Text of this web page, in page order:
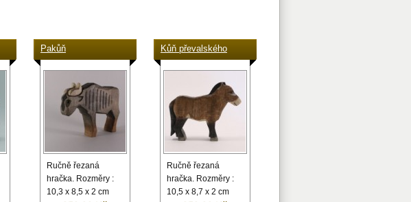
Pakůň
Ručně řezaná
hračka. Rozměry :
10,3 x 8,5 x 2 cm
Kůň převalského
Ručně řezaná
hračka. Rozměry :
10,5 x 8,7 x 2 cm